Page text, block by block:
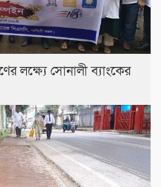
লক্ষ্যে সোনালী ব্যাংকের